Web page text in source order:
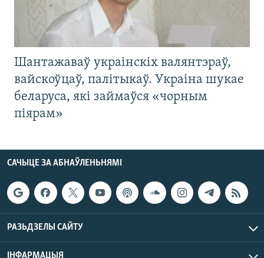
Шантажаваў украінскіх валянтэраў,
вайскоўцаў, палітыкаў. Украіна шукае
беларуса, які займаўся «чорным
піярам»
САЧЫЦЕ ЗА АБНАЎЛЕНЬНЯМІ
РАЗЬДЗЕЛЫ САЙТУ
ІНФАРМАЦЫЯ